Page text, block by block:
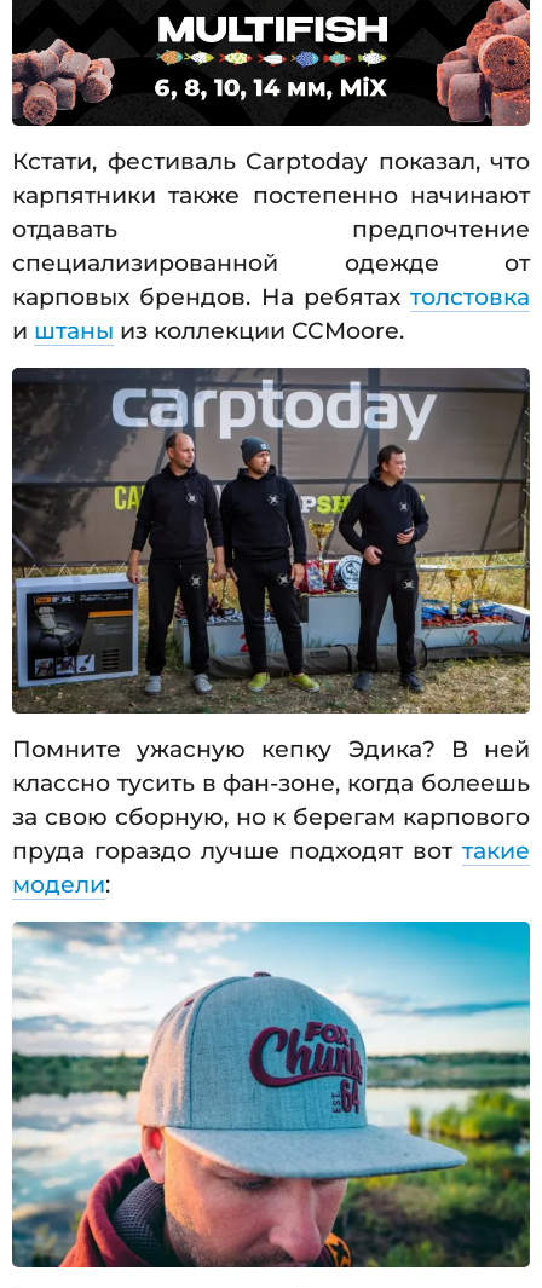
Кстати, фестиваль Carptoday показал, что
карпятники также постепенно начинают
отдавать предпочтение
специализированной одежде от
карповых брендов. На ребятах толстовка
и штаны из коллекции CCMoore.
Помните ужасную кепку Эдика? В ней
классно тусить в фан-зоне, когда болеешь
за свою сборную, но к берегам карпового
пруда гораздо лучше подходят вот такие
модели: